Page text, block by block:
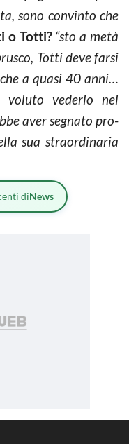
sono con­vin­to che
o Totti?“sto a metà
Totti deve farsi
a quasi 40 anni…
vo­lu­to ve­der­lo nel
aver se­gna­to pro­
sua straor­di­na­ria
diNews